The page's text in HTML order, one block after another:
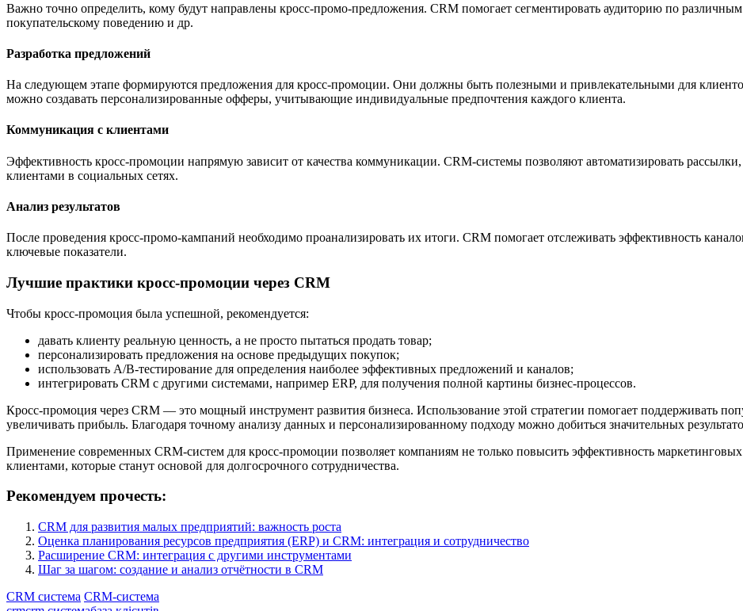
Важно точно определить, кому будут направлены кросс-промо-предложения. CRM помогает сегментировать аудиторию по
покупательскому поведению и др.
Разработка предложений
На следующем этапе формируются предложения для кросс-промоции. Они должны быть полезными и привлекательными для
можно создавать персонализированные офферы, учитывающие индивидуальные предпочтения каждого клиента.
Коммуникация с клиентами
Эффективность кросс-промоции напрямую зависит от качества коммуникации. CRM-системы позволяют автоматизировать рассылки,
клиентами в социальных сетях.
Анализ результатов
После проведения кросс-промо-кампаний необходимо проанализировать их итоги. CRM помогает отслеживать эффективность
ключевые показатели.
Лучшие практики кросс-промоции через CRM
Чтобы кросс-промоция была успешной, рекомендуется:
давать клиенту реальную ценность, а не просто пытаться продать товар;
персонализировать предложения на основе предыдущих покупок;
использовать A/B-тестирование для определения наиболее эффективных предложений и каналов;
интегрировать CRM с другими системами, например ERP, для получения полной картины бизнес-процессов.
Кросс-промоция через CRM — это мощный инструмент развития бизнеса. Использование этой стратегии помогает поддерживать
увеличивать прибыль. Благодаря точному анализу данных и персонализированному подходу можно добиться значительных
Применение современных CRM-систем для кросс-промоции позволяет компаниям не только повысить эффективность
клиентами, которые станут основой для долгосрочного сотрудничества.
Рекомендуем прочесть:
CRM для развития малых предприятий: важность роста
Оценка планирования ресурсов предприятия (ERP) и CRM: интеграция и сотрудничество
Расширение CRM: интеграция с другими инструментами
Шаг за шагом: создание и анализ отчётности в CRM
CRM система CRM-система